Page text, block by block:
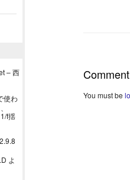
– 西
使わ
f揺
よ
Comment
You must be